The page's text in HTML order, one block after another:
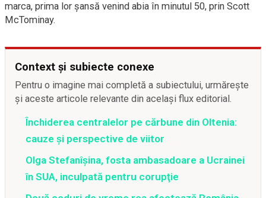
marca, prima lor șansă venind abia în minutul 50, prin Scott
McTominay.
Context și subiecte conexe
Pentru o imagine mai completă a subiectului, urmărește
și aceste articole relevante din același flux editorial.
Închiderea centralelor pe cărbune din Oltenia:
cauze și perspective de viitor
Olga Stefanîşina, fosta ambasadoare a Ucrainei
în SUA, inculpată pentru corupţie